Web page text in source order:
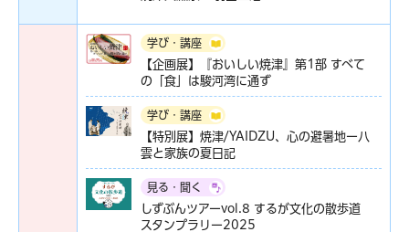
学び・講座
【企画展】『おいしい焼津』第1部 すべて
の「食」は駿河湾に通ず
学び・講座
【特別展】焼津/YAIDZU、心の避暑地ー八
雲と家族の夏日記
見る・聞く
しずぶんツアーvol.8 するが文化の散歩道
スタンプラリー2025